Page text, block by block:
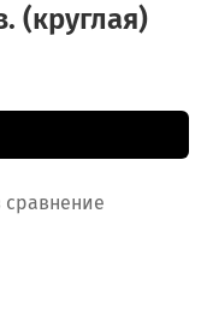
(круглая)
сравнение